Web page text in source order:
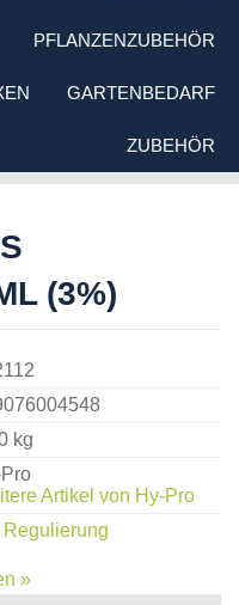
PFLANZENZUBEHÖR
GARTENBEDARF
ZUBEHÖR
(3%)
kg
Artikel von Hy-Pro
Regulierung
»